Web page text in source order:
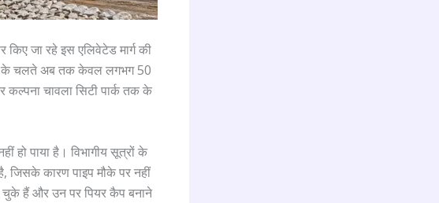
किए जा रहे इस एलिवेटेड मार्ग की
के चलते अब तक केवल लगभग 50
कल्पना चावला सिटी पार्क तक के
हो पाया है। विभागीय सूत्रों के
जिसके कारण पाइप मौके पर नहीं
चुके हैं और उन पर पियर कैप बनाने